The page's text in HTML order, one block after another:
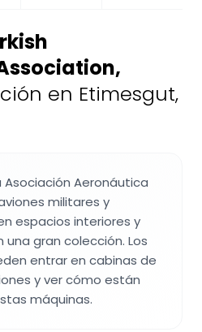
,
en Etimesgut,
Asociación Aeronáutica
militares y
espacios interiores y
una gran colección. Los
entrar en cabinas de
y ver cómo están
máquinas.